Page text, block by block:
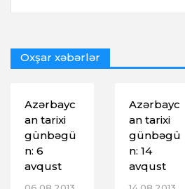
Oxşar xəbərlər
Azərbayc
an tarixi
günbəgü
n: 6
avqust
Azərbayc
an tarixi
günbəgü
n: 14
avqust